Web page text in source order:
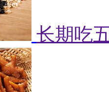
长期吃